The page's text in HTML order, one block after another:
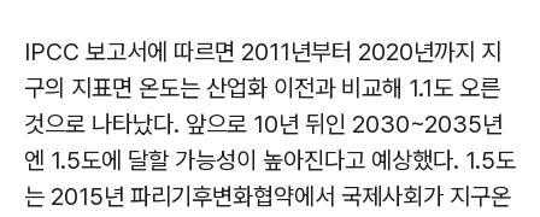
IPCC 보고서에 따르면 2011년부터 2020년까지 지
구의 지표면 온도는 산업화 이전과 비교해 1.1도 오른
것으로 나타났다. 앞으로 10년 뒤인 2030~2035년
엔 1.5도에 달할 가능성이 높아진다고 예상했다. 1.5도
는 2015년 파리기후변화협약에서 국제사회가 지구온